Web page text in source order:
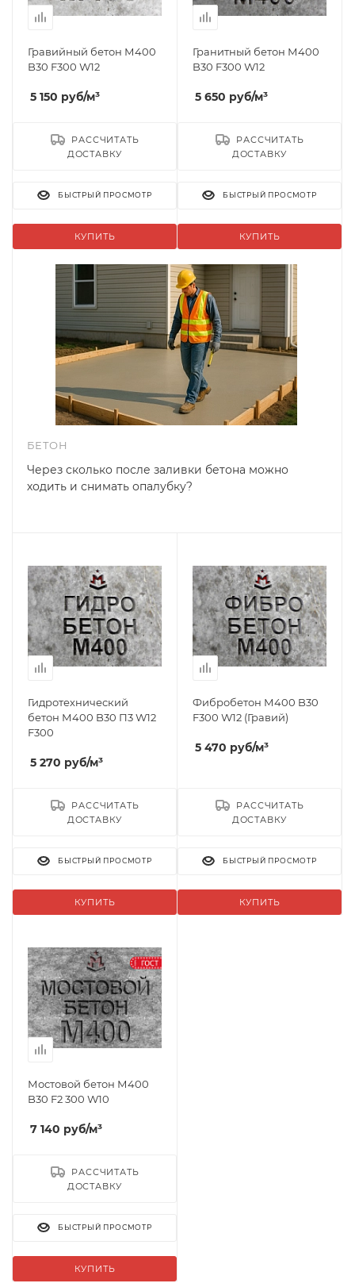
Гравийный бетон М400
B30 F300 W12
5 150 руб/м³
КУПИТЬ
РАССЧИТАТЬ
ДОСТАВКУ
БЫСТРЫЙ ПРОСМОТР
Гранитный бетон М400
B30 F300 W12
5 650 руб/м³
КУПИТЬ
РАССЧИТАТЬ
ДОСТАВКУ
БЫСТРЫЙ ПРОСМОТР
БЕТОН
Через сколько после заливки бетона можно
ходить и снимать опалубку?
Гидротехнический
бетон М400 B30 П3 W12
F300
5 270 руб/м³
КУПИТЬ
РАССЧИТАТЬ
ДОСТАВКУ
БЫСТРЫЙ ПРОСМОТР
Фибробетон М400 B30
F300 W12 (Гравий)
5 470 руб/м³
КУПИТЬ
РАССЧИТАТЬ
ДОСТАВКУ
БЫСТРЫЙ ПРОСМОТР
Мостовой бетон М400
B30 F2 300 W10
7 140 руб/м³
КУПИТЬ
РАССЧИТАТЬ
ДОСТАВКУ
БЫСТРЫЙ ПРОСМОТР